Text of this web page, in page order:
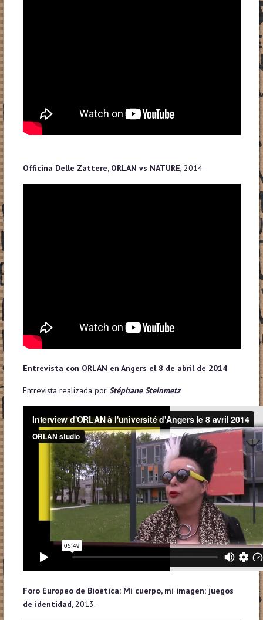
Officina Delle Zattere, ORLAN vs NATURE, 2014
Entrevista con ORLAN en Angers el 8 de abril de 2014
Entrevista realizada por Stéphane Steinmetz
Foro Europeo de Bioética: Mi cuerpo, mi imagen: juegos
de identidad, 2013.